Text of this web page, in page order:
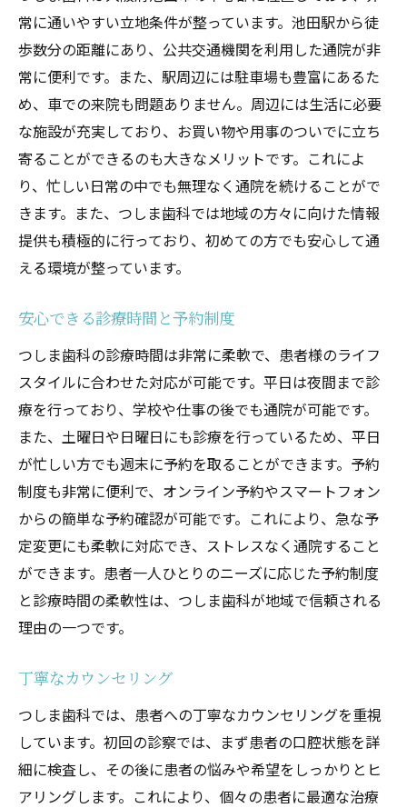
常に通いやすい立地条件が整っています。池田駅から徒
歩数分の距離にあり、公共交通機関を利用した通院が非
常に便利です。また、駅周辺には駐車場も豊富にあるた
め、車での来院も問題ありません。周辺には生活に必要
な施設が充実しており、お買い物や用事のついでに立ち
寄ることができるのも大きなメリットです。これによ
り、忙しい日常の中でも無理なく通院を続けることがで
きます。また、つしま歯科では地域の方々に向けた情報
提供も積極的に行っており、初めての方でも安心して通
える環境が整っています。
安心できる診療時間と予約制度
つしま歯科の診療時間は非常に柔軟で、患者様のライフ
スタイルに合わせた対応が可能です。平日は夜間まで診
療を行っており、学校や仕事の後でも通院が可能です。
また、土曜日や日曜日にも診療を行っているため、平日
が忙しい方でも週末に予約を取ることができます。予約
制度も非常に便利で、オンライン予約やスマートフォン
からの簡単な予約確認が可能です。これにより、急な予
定変更にも柔軟に対応でき、ストレスなく通院すること
ができます。患者一人ひとりのニーズに応じた予約制度
と診療時間の柔軟性は、つしま歯科が地域で信頼される
理由の一つです。
丁寧なカウンセリング
つしま歯科では、患者への丁寧なカウンセリングを重視
しています。初回の診察では、まず患者の口腔状態を詳
細に検査し、その後に患者の悩みや希望をしっかりとヒ
アリングします。これにより、個々の患者に最適な治療